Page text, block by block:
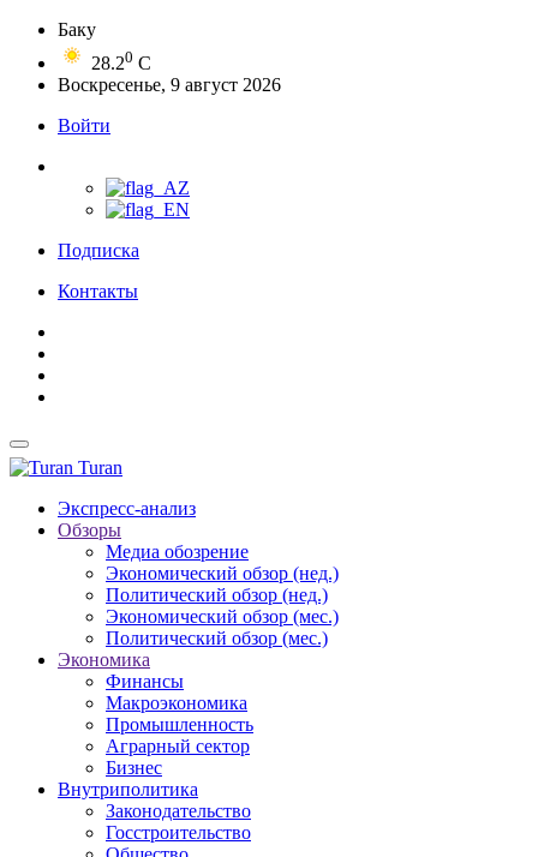
Баку
28.20 C
Воскресенье, 9 август 2026
Войти
Подписка
Контакты
Turan
Экспресс-анализ
Обзоры
Медиа обозрение
Экономический обзор (нед.)
Политический обзор (нед.)
Экономический обзор (мес.)
Политический обзор (мес.)
Экономика
Финансы
Макроэкономика
Промышленность
Аграрный сектор
Бизнес
Внутриполитика
Законодательство
Госстроительство